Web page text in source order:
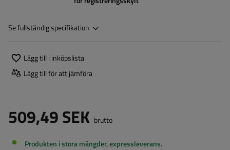
Se fullständig specifikation
Lägg till i inköpslista
Lägg till för att jämföra
509,49 SEK brutto
Produkten i stora mängder, expressleverans